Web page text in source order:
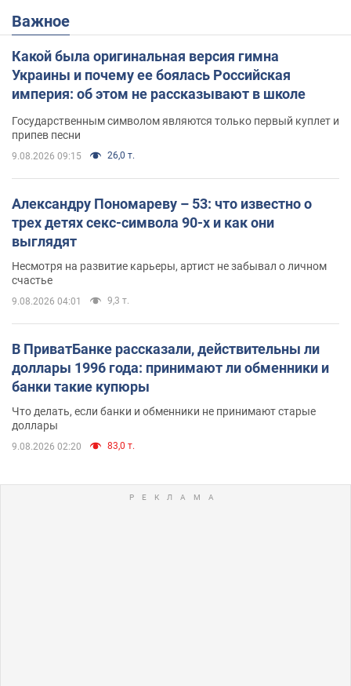
Важное
Какой была оригинальная версия гимна
Украины и почему ее боялась Российская
империя: об этом не рассказывают в школе
Государственным символом являются только первый куплет и
припев песни
9.08.2026 09:15 26,0 т.
Александру Пономареву – 53: что известно о
трех детях секс-символа 90-х и как они
выглядят
Несмотря на развитие карьеры, артист не забывал о личном
счастье
9.08.2026 04:01 9,3 т.
В ПриватБанке рассказали, действительны ли
доллары 1996 года: принимают ли обменники и
банки такие купюры
Что делать, если банки и обменники не принимают старые
доллары
9.08.2026 02:20 83,0 т.